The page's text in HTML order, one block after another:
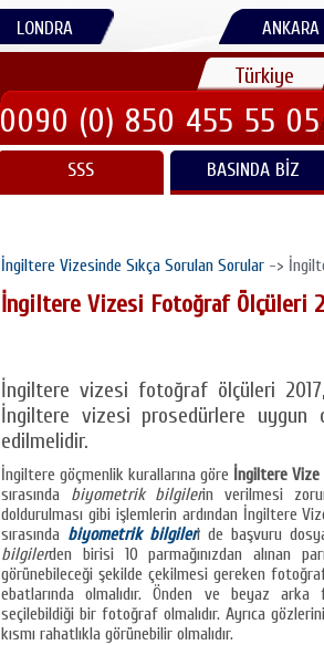
LONDRA ANKARA
Türkiye
0090 (0) 850 455 55 05
SSS BASINDA BIZ
İngiltere Vizesinde Sıkça Sorulan Sorular ->
İngiltere Vizesi Fotoğraf Ölçüleri
İngiltere vizesi fotoğraf ölçüleri
İngiltere vizesi prosedürlere uygun
edilmelidir.
İngiltere göçmenlik kurallarına göre İngiltere
sırasında biyometrik bilgilerin verilmesi
doldurulması gibi işlemlerin ardından İngiltere
sırasında biyometrik bilgileri de başvuru
bilgilerden birisi 10 parmağınızdan alınan
görünebileceği şekilde çekilmesi gereken
ebatlarında olmalıdır. Önden ve beyaz
seçilebildiği bir fotoğraf olmalıdır. Ayrıca
kısmı rahatlıkla görünebilir olmalıdır.